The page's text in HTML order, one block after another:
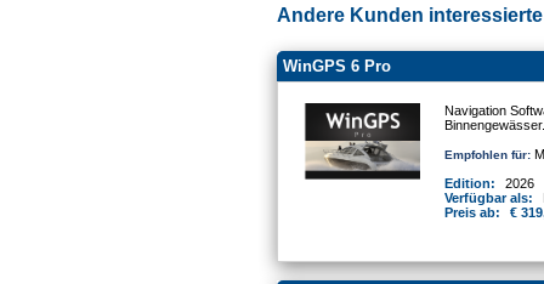
Andere Kunden
WinGPS 6 Pro
Navigation
Binnengewässer.
Empfohlen für:
Edition:
2026
Verfügbar als:
Preis ab:
€